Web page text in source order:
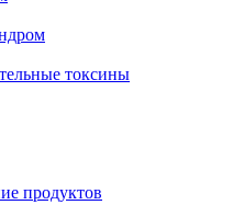
токсины
продуктов